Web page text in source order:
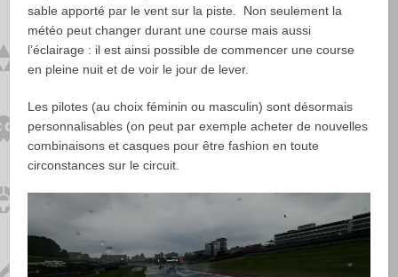
sable apporté par le vent sur la piste. Non seulement la
météo peut changer durant une course mais aussi
l’éclairage : il est ainsi possible de commencer une course
en pleine nuit et de voir le jour de lever.
Les pilotes (au choix féminin ou masculin) sont désormais
personnalisables (on peut par exemple acheter de nouvelles
combinaisons et casques pour être fashion en toute
circonstances sur le circuit.